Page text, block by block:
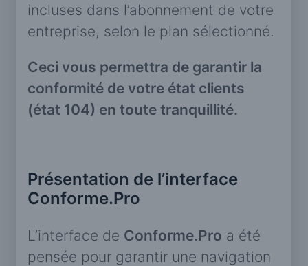
incluses dans l’abonnement de votre
entreprise, selon le plan sélectionné.
Ceci vous permettra de garantir la
conformité de votre état clients
(état 104) en toute tranquillité.
Présentation de l’interface
Conforme.Pro
L’interface de Conforme.Pro a été
pensée pour garantir une navigation